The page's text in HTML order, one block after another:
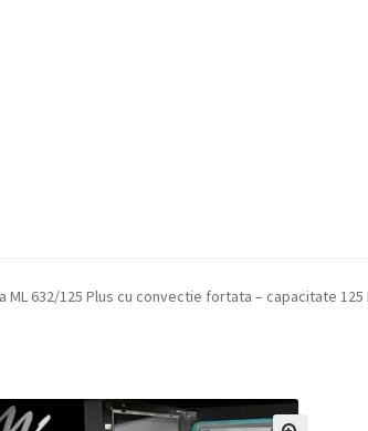
Quote Condiții generale Service Contact
ML 632/125 Plus cu convectie fortata – capacitate